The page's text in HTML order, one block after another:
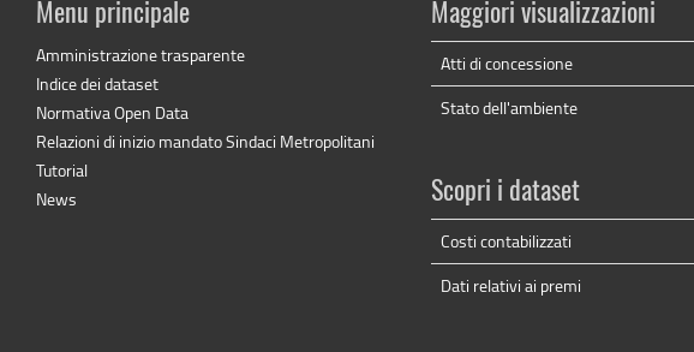
Menu principale
Amministrazione trasparente
Indice dei dataset
Normativa Open Data
Relazioni di inizio mandato Sindaci Metropolitani
Tutorial
News
Maggiori visualizzazioni
Atti di concessione
Stato dell'ambiente
Scopri i dataset
Costi contabilizzati
Dati relativi ai premi